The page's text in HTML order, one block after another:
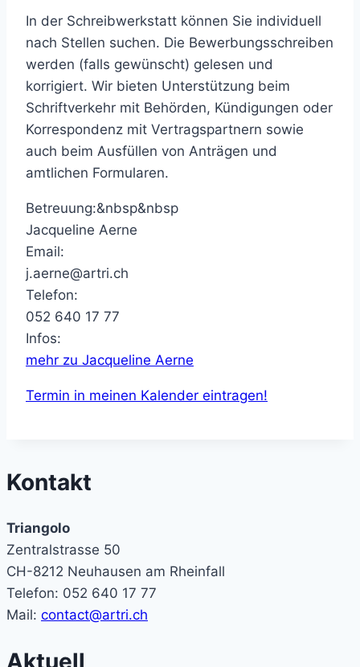
In der Schreibwerkstatt können Sie individuell
nach Stellen suchen. Die Bewerbungsschreiben
werden (falls gewünscht) gelesen und
korrigiert. Wir bieten Unterstützung beim
Schriftverkehr mit Behörden, Kündigungen oder
Korrespondenz mit Vertragspartnern sowie
auch beim Ausfüllen von Anträgen und
amtlichen Formularen.
Betreuung:&nbsp&nbsp
Jacqueline Aerne
Email:
j.aerne@artri.ch
Telefon:
052 640 17 77
Infos:
mehr zu Jacqueline Aerne
Termin in meinen Kalender eintragen!
Kontakt
Triangolo
Zentralstrasse 50
CH-8212 Neuhausen am Rheinfall
Telefon: 052 640 17 77
Mail: contact@artri.ch
Aktuell